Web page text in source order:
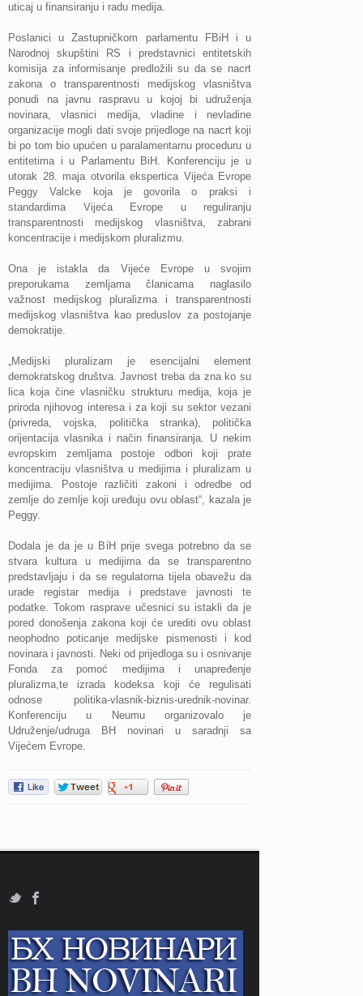
uticaj u finansiranju i radu medija.
Poslanici u Zastupničkom parlamentu FBiH i u
Narodnoj skupštini RS i predstavnici entitetskih
komisija za informisanje predložili su da se nacrt
zakona o transparentnosti medijskog vlasništva
ponudi na javnu raspravu u kojoj bi udruženja
novinara, vlasnici medija, vladine i nevladine
organizacije mogli dati svoje prijedloge na nacrt koji
bi po tom bio upućen u paralamentarnu proceduru u
entitetima i u Parlamentu BiH. Konferenciju je u
utorak 28. maja otvorila ekspertica Vijeća Evrope
Peggy Valcke koja je govorila o praksi i
standardima Vijeća Evrope u reguliranju
transparentnosti medijskog vlasništva, zabrani
koncentracije i medijskom pluralizmu.
Ona je istakla da Vijeće Evrope u svojim
preporukama zemljama članicama naglasilo
važnost medijskog pluralizma i transparentnosti
medijskog vlasništva kao preduslov za postojanje
demokratije.
„Medijski pluralizam je esencijalni element
demokratskog društva. Javnost treba da zna ko su
lica koja čine vlasničku strukturu medija, koja je
priroda njihovog interesa i za koji su sektor vezani
(privreda, vojska, politička stranka), politička
orijentacija vlasnika i način finansiranja. U nekim
evropskim zemljama postoje odbori koji prate
koncentraciju vlasništva u medijima i pluralizam u
medijima. Postoje različiti zakoni i odredbe od
zemlje do zemlje koji uređuju ovu oblast“, kazala je
Peggy.
Dodala je da je u BiH prije svega potrebno da se
stvara kultura u medijima da se transparentno
predstavljaju i da se regulatorna tijela obavežu da
urade registar medija i predstave javnosti te
podatke. Tokom rasprave učesnici su istakli da je
pored donošenja zakona koji će urediti ovu oblast
neophodno poticanje medijske pismenosti i kod
novinara i javnosti. Neki od prijedloga su i osnivanje
Fonda za pomoć medijima i unapređenje
pluralizma,te izrada kodeksa koji će regulisati
odnose politika-vlasnik-biznis-urednik-novinar.
Konferenciju u Neumu organizovalo je
Udruženje/udruga BH novinari u saradnji sa
Vijećem Evrope.